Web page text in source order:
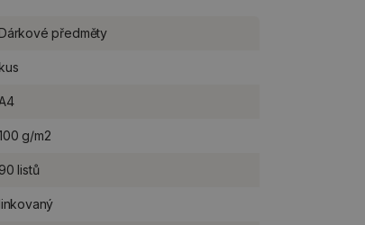
předměty
g/m2
90 listů